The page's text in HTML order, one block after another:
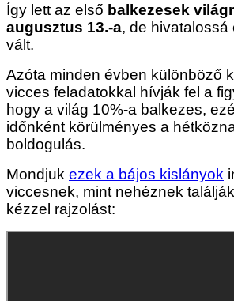
Így lett az első balkezesek
augusztus 13.-a, de
vált.
Azóta minden évben különböző
vicces feladatokkal hívják fel a
hogy a világ 10%-a balkezes,
időnként körülményes a
boldogulás.
Mondjuk ezek a bájos kislányok
viccesnek, mint nehéznek
kézzel rajzolást: